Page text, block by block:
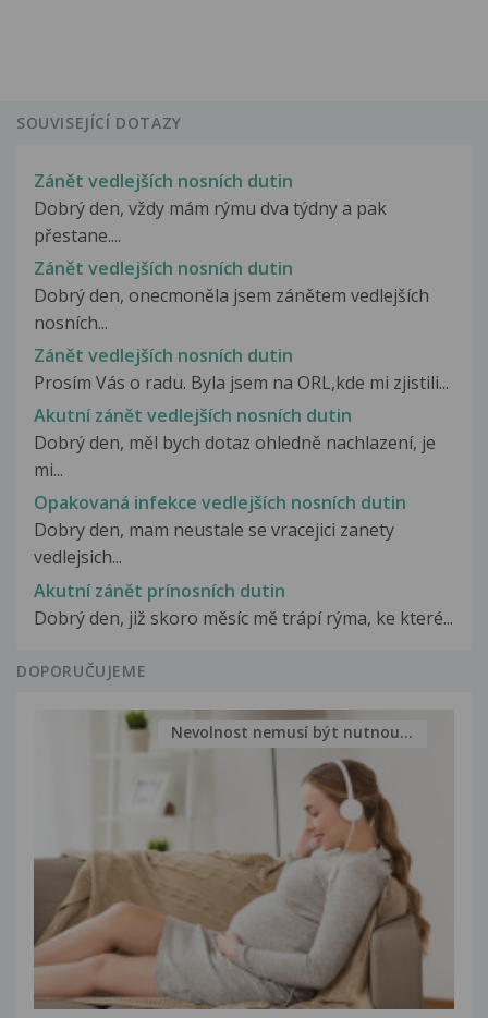
SOUVISEJÍCÍ DOTAZY
Zánět vedlejších nosních dutin
Dobrý den, vždy mám rýmu dva týdny a pak
přestane....
Zánět vedlejších nosních dutin
Dobrý den, onecmoněla jsem zánětem vedlejších
nosních...
Zánět vedlejších nosních dutin
Prosím Vás o radu. Byla jsem na ORL,kde mi zjistili...
Akutní zánět vedlejších nosních dutin
Dobrý den, měl bych dotaz ohledně nachlazení, je
mi...
Opakovaná infekce vedlejších nosních dutin
Dobry den, mam neustale se vracejici zanety
vedlejsich...
Akutní zánět prínosních dutin
Dobrý den, již skoro měsíc mě trápí rýma, ke které...
DOPORUČUJEME
Nevolnost nemusí být nutnou...